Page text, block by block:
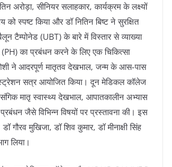
अरोड़ा, सीनियर सलाहकार, कार्यक्रम के लक्ष्यों
स्पष्ट किया और डॉ नितिन बिष्ट ने सुरक्षित
टैम्पोनेड (UBT) के बारे में विस्तार से व्याख्या
(PH) का प्रबंधन करने के लिए एक चिकित्सा
ने आदरपूर्ण मातृतव देखभाल, जन्म के आस-पास
सत्र आयोजित किया। दून मेडिकल कॉलेज
मातृ स्वास्थ्य देखभाल, आपातकालीन अभ्यास
जैसे विभिन्न विषयों पर प्रस्तावना की। इस
डॉ गौरव मुखिजा, डॉ शिव कुमार, डॉ मीनाक्षी सिंह
लिया।